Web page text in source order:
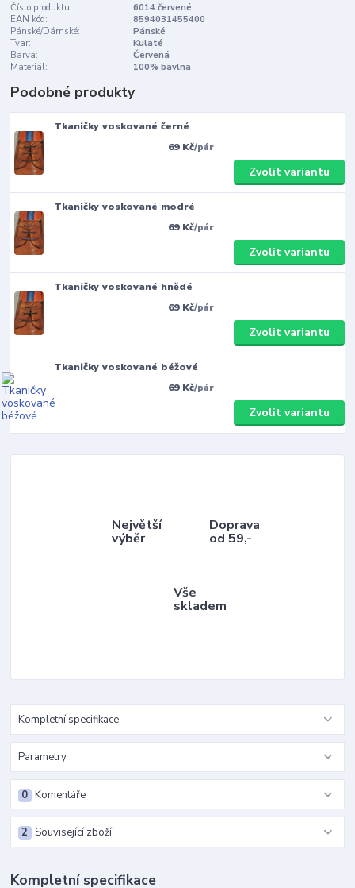
Číslo produktu:
6014.červené
EAN kód:
8594031455400
Pánské/Dámské:
Pánské
Tvar:
Kulaté
Barva:
Červená
Materiál:
100% bavlna
Podobné produkty
Tkaničky voskované černé
69 Kč/pár
Zvolit variantu
Tkaničky voskované modré
69 Kč/pár
Zvolit variantu
Tkaničky voskované hnědé
69 Kč/pár
Zvolit variantu
Tkaničky voskované béžové
69 Kč/pár
Zvolit variantu
Největší
výběr
Doprava
od 59,-
Vše
skladem
Kompletní specifikace
Parametry
Komentáře
0
Související zboží
2
Kompletní specifikace